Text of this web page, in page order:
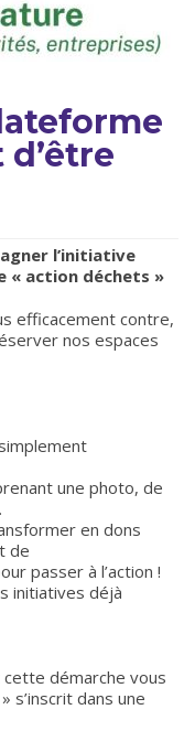
l’initiative
« action déchets »
efficacement contre,
nos espaces
une photo, de
en dons
de
passer à l’action !
initiatives déjà
démarche vous
s’inscrit dans une